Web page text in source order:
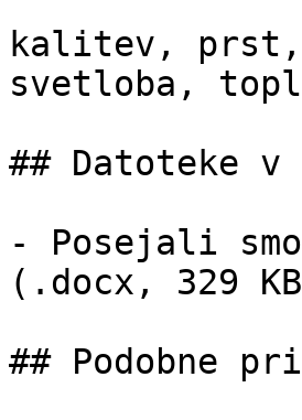
kalitev, prst,
svetloba,
## Datoteke v
- Posejali
(.docx, 329
## Podobne